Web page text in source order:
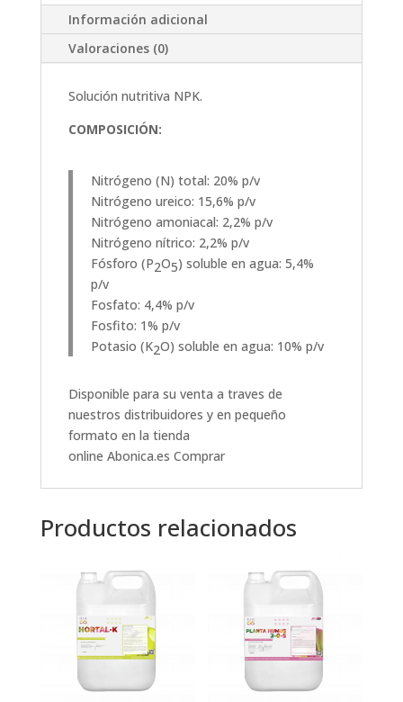
Información adicional
Valoraciones (0)
Solución nutritiva NPK.
COMPOSICIÓN:
Nitrógeno (N) total: 20% p/v
Nitrógeno ureico: 15,6% p/v
Nitrógeno amoniacal: 2,2% p/v
Nitrógeno nítrico: 2,2% p/v
Fósforo (P2O5) soluble en agua: 5,4%
p/v
Fosfato: 4,4% p/v
Fosfito: 1% p/v
Potasio (K2O) soluble en agua: 10% p/v
Disponible para su venta a traves de
nuestros distribuidores y en pequeño
formato en la tienda
online Abonica.es Comprar
Productos relacionados